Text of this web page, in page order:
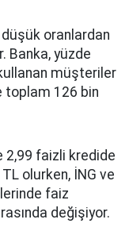
oranlardan
Banka, yüzde
müşteriler
toplam 126 bin
2,99 faizli kredide
olurken, İNG ve
faiz
değişiyor.